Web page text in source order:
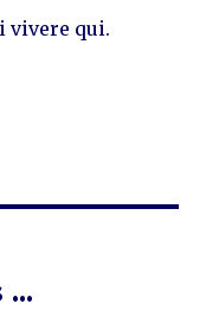
vivere qui.
…